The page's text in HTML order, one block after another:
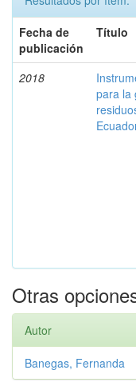
Fecha de
publicación
Título
2018
para la
Otras
Autor
Banegas, Fernanda